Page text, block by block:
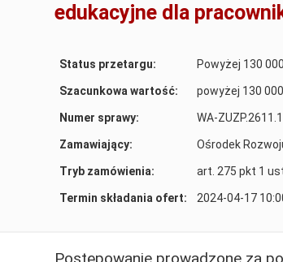
edukacyjne dla
Status przetargu: Powyżej 130
Szacunkowa wartość: powyżej 130 000
Numer sprawy: WA-
Zamawiający: Ośrodek
Tryb zamówienia: art. 275 pkt 1
Termin składania ofert: 2024-04-17
Postępowanie prowadzone za